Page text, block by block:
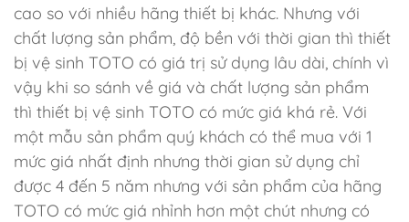
cao so với nhiều hãng thiết bị khác. Nhưng với
chất lượng sản phẩm, độ bền với thời gian thì thiết
bị vệ sinh TOTO có giá trị sử dụng lâu dài, chính vì
vậy khi so sánh về giá và chất lượng sản phẩm
thì thiết bị vệ sinh TOTO có mức giá khá rẻ. Với
một mẫu sản phẩm quý khách có thể mua với 1
mức giá nhất định nhưng thời gian sử dụng chỉ
được 4 đến 5 năm nhưng với sản phẩm của hãng
TOTO có mức giá nhỉnh hơn một chút nhưng có